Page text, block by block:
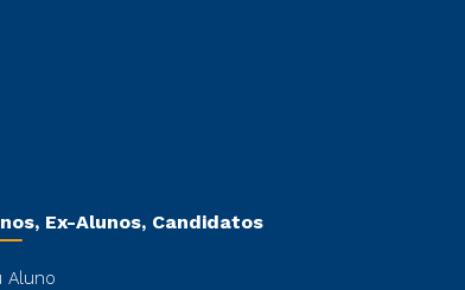
Ex-Alunos, Candidatos
Aluno